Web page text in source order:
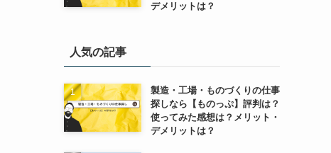
デメリットは？
人気の記事
製造・工場・ものづくりの仕事
探しなら【ものっぷ】評判は？
使ってみた感想は？メリット・
デメリットは？